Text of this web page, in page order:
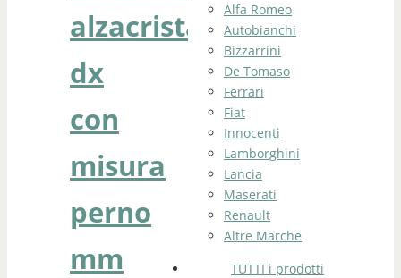
alzacristallo
dx
con
misura
perno
mm
Alfa Romeo
Autobianchi
Bizzarrini
De Tomaso
Ferrari
Fiat
Innocenti
Lamborghini
Lancia
Maserati
Renault
Altre Marche
TUTTI i prodotti